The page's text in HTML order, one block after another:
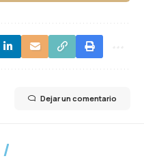
Dejar un comentario